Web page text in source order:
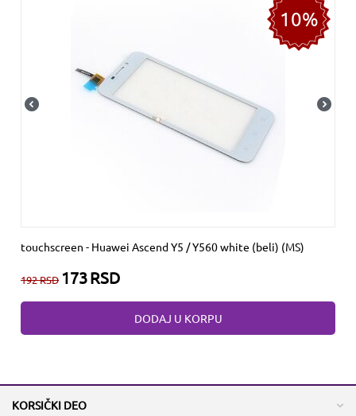
10%
touchscreen - Huawei Ascend Y5 / Y560 white (beli) (MS)
192RSD 173RSD
DODAJ U KORPU
KORSIČKI DEO